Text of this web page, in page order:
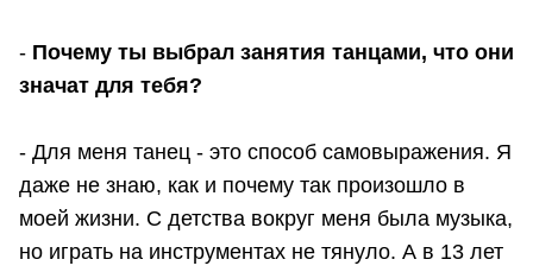
- Почему ты выбрал занятия танцами, что они
значат для тебя?
- Для меня танец - это способ самовыражения. Я
даже не знаю, как и почему так произошло в
моей жизни. С детства вокруг меня была музыка,
но играть на инструментах не тянуло. А в 13 лет